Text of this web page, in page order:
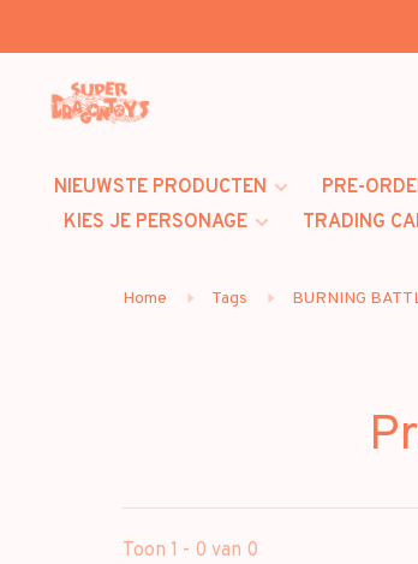
NIEUWSTE PRODUCTEN PRE-
KIES JE PERSONAGE
TRADING
Home Tags BURNING
Toon 1 - 0 van 0